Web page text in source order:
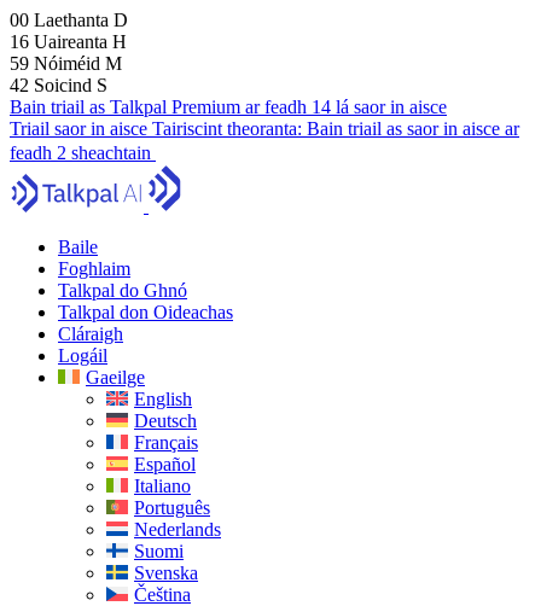
00 Laethanta D
16 Uaireanta H
59 Nóiméid M
41 Soicind S
Bain triail as Talkpal Premium ar feadh 14 lá saor in aisce
Triail saor in aisce Tairiscint theoranta: Bain triail as saor in aisce ar
feadh 2 sheachtain
Baile
Foghlaim
Talkpal do Ghnó
Talkpal don Oideachas
Cláraigh
Logáil
Gaeilge
English
Deutsch
Français
Español
Italiano
Português
Nederlands
Suomi
Svenska
Čeština